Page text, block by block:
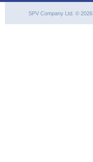
SPV Company Ltd. © 2026